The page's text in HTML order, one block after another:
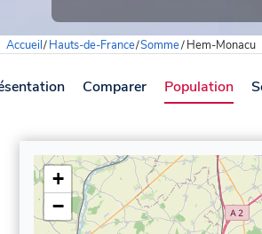
Accueil/Hauts-de-France/Somme/Hem-Monacu
Comparer Population
+
−